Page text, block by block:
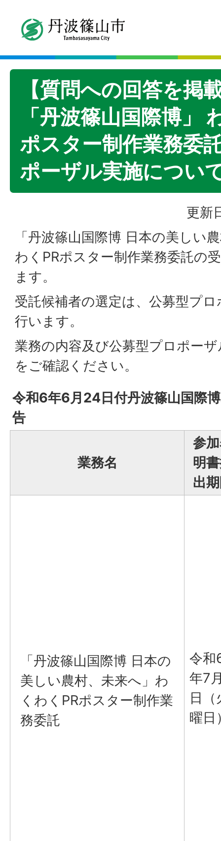
【質問への回答を掲
「丹波篠山国際博」
ポスター制作業務委
ポーザル実施につい
更新
「丹波篠山国際博 日本の美しい
わくPRポスター制作業務委託の
ます。
受託候補者の選定は、公募型プ
行います。
業務の内容及び公募型プロポー
をご確認ください。
令和6年6月24日付丹波篠山国際
告
業務名
参
明
出
「丹波篠山国際博 日本の
美しい農村、未来へ」わ
くわくPRポスター制作業
務委託
令和
年7
日（
曜日